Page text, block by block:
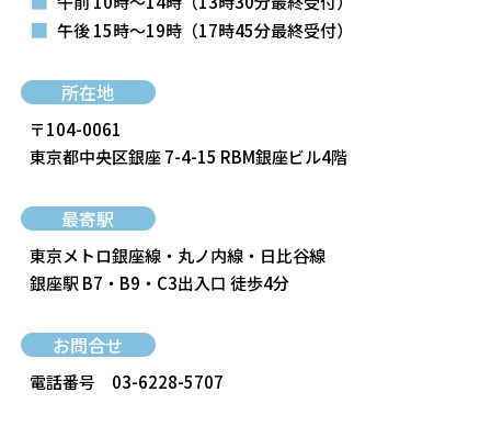
■ 午後 15時～19時 （17時45分最終受付）
所在地
〒104-0061
東京都中央区銀座 7-4-15 RBM銀座ビル4階
最寄駅
東京メトロ銀座線・丸ノ内線・日比谷線
銀座駅 B7・B9・C3出入口 徒歩4分
お問合せ
電話番号 03-6228-5707